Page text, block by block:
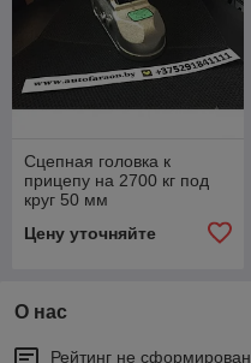
Сцепная головка к
прицепу на 2700 кг под
круг 50 мм
Цену уточняйте
О нас
Рейтинг не сформирован